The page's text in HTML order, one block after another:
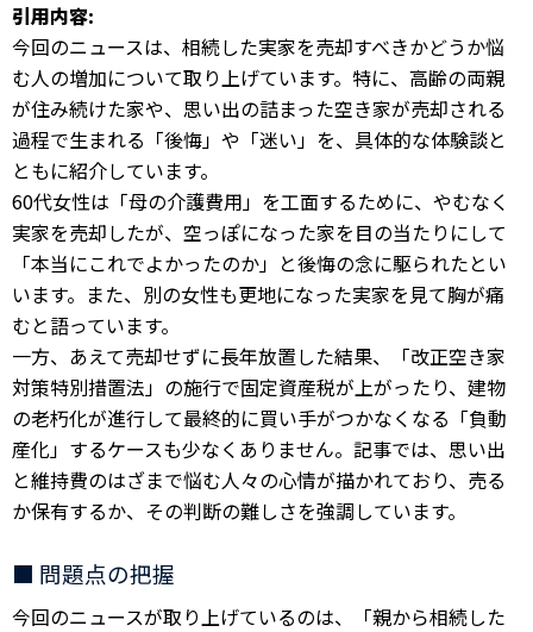
引用内容:
今回のニュースは、相続した実家を売却すべきかどうか悩
む人の増加について取り上げています。特に、高齢の両親
が住み続けた家や、思い出の詰まった空き家が売却される
過程で生まれる「後悔」や「迷い」を、具体的な体験談と
ともに紹介しています。
60代女性は「母の介護費用」を工面するために、やむなく
実家を売却したが、空っぽになった家を目の当たりにして
「本当にこれでよかったのか」と後悔の念に駆られたとい
います。また、別の女性も更地になった実家を見て胸が痛
むと語っています。
一方、あえて売却せずに長年放置した結果、「改正空き家
対策特別措置法」の施行で固定資産税が上がったり、建物
の老朽化が進行して最終的に買い手がつかなくなる「負動
産化」するケースも少なくありません。記事では、思い出
と維持費のはざまで悩む人々の心情が描かれており、売る
か保有するか、その判断の難しさを強調しています。
■ 問題点の把握
今回のニュースが取り上げているのは、「親から相続した